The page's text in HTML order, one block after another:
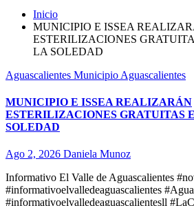
Inicio
MUNICIPIO E ISSEA
ESTERILIZACIONES
LA SOLEDAD
Aguascalientes Municipio Aguascalientes
MUNICIPIO E ISSEA REALIZARÁN
ESTERILIZACIONES GRATUITAS
SOLEDAD
Ago 2, 2026 Daniela Munoz
Informativo El Valle de Aguascalientes
#informativoelvalledeaguascalientes
#informativoelvalledeaguascalientesll